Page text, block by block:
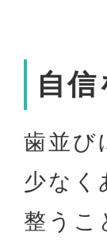
自
歯並び
少なく
整うこ